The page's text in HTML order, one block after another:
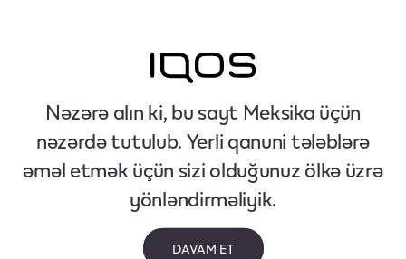
Nəzərə alın ki, bu sayt Meksika üçün
nəzərdə tutulub. Yerli qanuni tələblərə
əməl etmək üçün sizi olduğunuz ölkə üzrə
yönləndirməliyik.
DAVAM ET